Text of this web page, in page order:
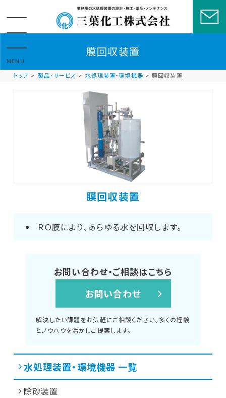
MENU
膜回収装置
トップ 製品･サービス 水処理装置・環境機器 膜回収装置
膜回収装置
ＲＯ膜により、あらゆる水を回収します。
お問い合わせ・ご相談はこちら
お問い合わせ
解決したい課題をお気軽にご相談ください。多くの経験
とノウハウを活かしご提案します。
水処理装置・環境機器 一覧
除砂装置